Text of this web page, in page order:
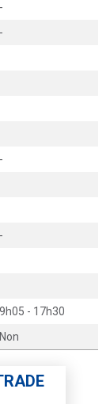
-
-
-
-
9h05 - 17h30
Non